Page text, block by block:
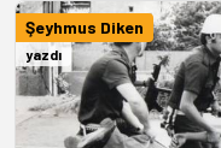
Şeyhmus Diken
yazdı